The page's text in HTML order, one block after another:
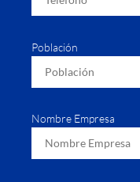
Población
Nombre Empresa